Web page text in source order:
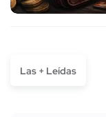
Las + Leídas